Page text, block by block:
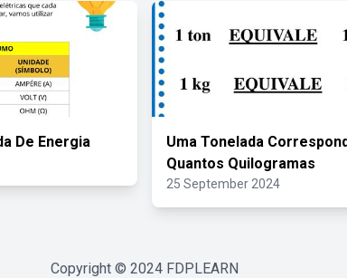
De Energia
Uma Tonelada
Quantos Quilogramas
25 September 2024
Copyright © 2024 FDPLEARN